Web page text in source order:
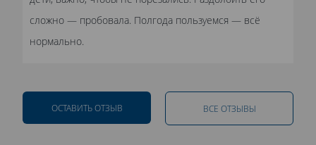
сложно — пробовала. Полгода пользуемся — всё
нормально.
ОСТАВИТЬ ОТЗЫВ ВСЕ ОТЗЫВЫ